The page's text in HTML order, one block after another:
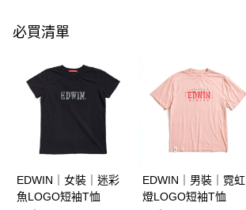
必買清單
EDWIN｜女裝｜迷彩
魚LOGO短袖T恤
EDWIN｜男裝｜霓虹
燈LOGO短袖T恤